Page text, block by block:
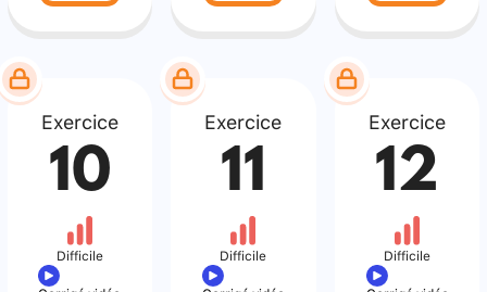
Exercice
10
Difficile
Exercice
11
Difficile
Exercice
12
Difficile